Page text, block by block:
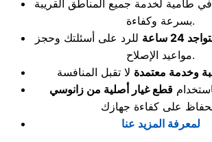
في طامية لخدمة جميع المناطق القريبة
بسرعة وكفاءة.
ساعة
للرد على أسئلتك وحجز
مواعيد الإصلاح.
وخدمة معتمدة
قطع غيار أصلية من زانوسي
لمعرفة المزيد عنا